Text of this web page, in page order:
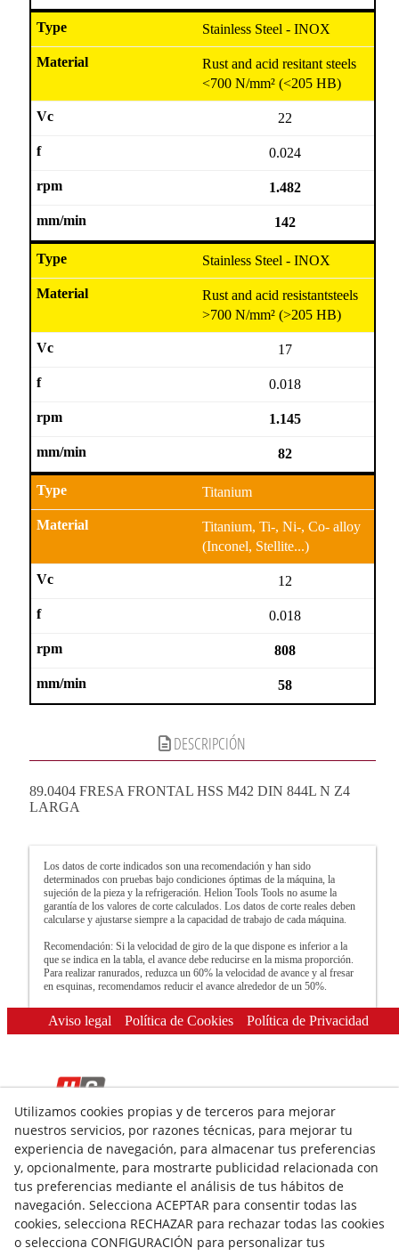
Stainless Steel - INOX
Rust and acid resitant steels
<700 N/mm² (<205 HB)
22
0.024
1.482
142
Stainless Steel - INOX
Rust and acid resistantsteels
>700 N/mm² (>205 HB)
17
0.018
1.145
82
Titanium
Titanium, Ti-, Ni-, Co- alloy
(Inconel, Stellite...)
12
0.018
808
58
DESCRIPCIÓN
89.0404 FRESA FRONTAL HSS M42 DIN 844L N Z4
LARGA
Los datos de corte indicados son una recomendación y han sido
determinados con pruebas bajo condiciones óptimas de la máquina, la
sujeción de la pieza y la refrigeración. Helion Tools Tools no asume la
garantía de los valores de corte calculados. Los datos de corte reales deben
calcularse y ajustarse siempre a la capacidad de trabajo de cada máquina.
Recomendación: Si la velocidad de giro de la que dispone es inferior a la
que se indica en la tabla, el avance debe reducirse en la misma proporción.
Para realizar ranurados, reduzca un 60% la velocidad de avance y al fresar
en esquinas, recomendamos reducir el avance alrededor de un 50%.
Aviso legal Política de Cookies Política de Privacidad
© 08/2026 HELION TOOLS S.L. - Todos los derechos
reservados.
Utilizamos cookies propias y de terceros para mejorar
nuestros servicios, por razones técnicas, para mejorar tu
experiencia de navegación, para almacenar tus preferencias
y, opcionalmente, para mostrarte publicidad relacionada con
tus preferencias mediante el análisis de tus hábitos de
navegación. Selecciona ACEPTAR para consentir todas las
cookies, selecciona RECHAZAR para rechazar todas las cookies
o selecciona CONFIGURACIÓN para personalizar tus